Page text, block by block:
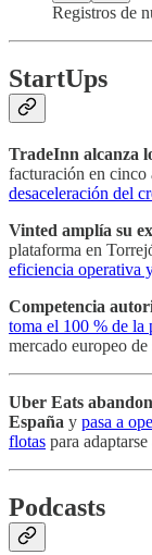
Registros de
StartUps
TradeInn alcanza
facturación en cinco
desaceleración del
Vinted amplía su
plataforma en
eficiencia operativa
Competencia
toma el 100 % de la
mercado europeo
Uber Eats
España y pasa a
flotas para
Podcasts